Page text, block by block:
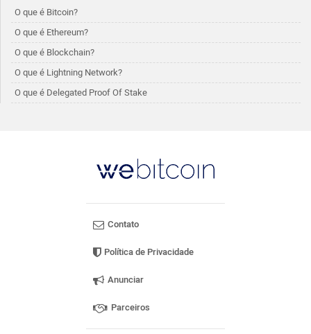
O que é Bitcoin?
O que é Ethereum?
O que é Blockchain?
O que é Lightning Network?
O que é Delegated Proof Of Stake
Contato
Política de Privacidade
Anunciar
Parceiros